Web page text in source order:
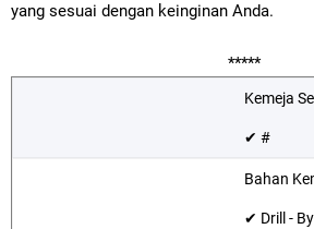
yang sesuai dengan keinginan Anda.
*****
Kemeja
✔ #
Bahan
✔ Drill -